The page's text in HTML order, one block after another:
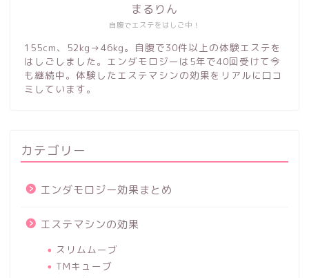
自腹でエステをはしご中！
まるりん
155cm、52kg→46kg。自腹で30件以上の体験エステを
はしごしました。エンダモロジーは5年で40回受けて今
も継続中。体験したエステマシンの効果をリアルに口コ
ミしています。
カテゴリー
エンダモロジー効果まとめ
エステマシンの効果
スリムムーブ
TMキューブ